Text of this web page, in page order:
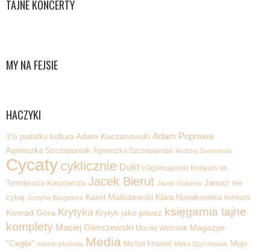
TAJNE KONCERTY
MY NA FEJSIE
HACZYKI
1% podatku kultura Adam Kaczanowski Adam Poprawa
Agnieszka Szczepaniak Agnieszka Szczepianiak Andrzej Sosnowski
Cycaty cyklicznie Dukt I Ogólnopolski Konkurs im.
Tymoteusza Karpowicza Jacek Bierut Jacek Gutorow Janusz nie
cykaj Justyna Bargielska Karol Maliszewski Klara Nowakowska konkurs
Konrad Góra Krytyka Krytyk jako pisarz księgarnia tajne
komplety Maciej Gierszewski Maciej Woźniak Magazyn
"Cegła" marcin pluskota Media Michał Krawiel Mirka Szychowiak Moje